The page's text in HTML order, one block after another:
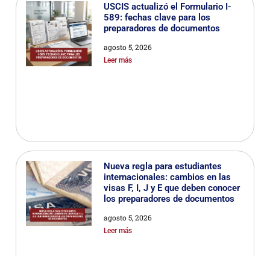
USCIS actualizó el Formulario I-
589: fechas clave para los
preparadores de documentos
agosto 5, 2026
Leer más
Nueva regla para estudiantes
internacionales: cambios en las
visas F, I, J y E que deben conocer
los preparadores de documentos
agosto 5, 2026
Leer más